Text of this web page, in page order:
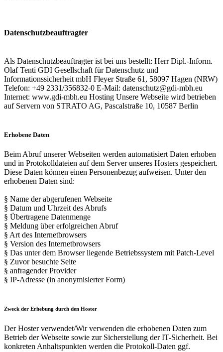
Datenschutzbeauftragter
Als Datenschutzbeauftragter ist bei uns bestellt: Herr Dipl.-Inform.
Olaf Tenti GDI Gesellschaft für Datenschutz und
Informationssicherheit mbH Fleyer Straße 61, 58097 Hagen (NRW)
Telefon: +49 2331/356832-0 E-Mail: datenschutz@gdi-mbh.eu
Internet: www.gdi-mbh.eu Hosting Unsere Webseite wird betrieben
auf Servern von STRATO AG, Pascalstraße 10, 10587 Berlin
Erhobene Daten
Beim Abruf unserer Webseiten werden automatisiert Daten erhoben
und in Protokolldateien auf dem Server unseres Hosters gespeichert.
Diese Daten können einen Personenbezug aufweisen. Unter den
erhobenen Daten sind:
§ Name der abgerufenen Webseite
§ Datum und Uhrzeit des Abrufs
§ Übertragene Datenmenge
§ Meldung über erfolgreichen Abruf
§ Art des Internetbrowsers
§ Version des Internetbrowsers
§ Das unter dem Browser liegende Betriebssystem mit Patch-Level
§ Zuvor besuchte Seite
§ anfragender Provider
§ IP-Adresse (in anonymisierter Form)
Zweck der Erhebung durch den Hoster
Der Hoster verwendet/Wir verwenden die erhobenen Daten zum
Betrieb der Webseite sowie zur Sicherstellung der IT-Sicherheit. Bei
konkreten Anhaltspunkten werden die Protokoll-Daten ggf.